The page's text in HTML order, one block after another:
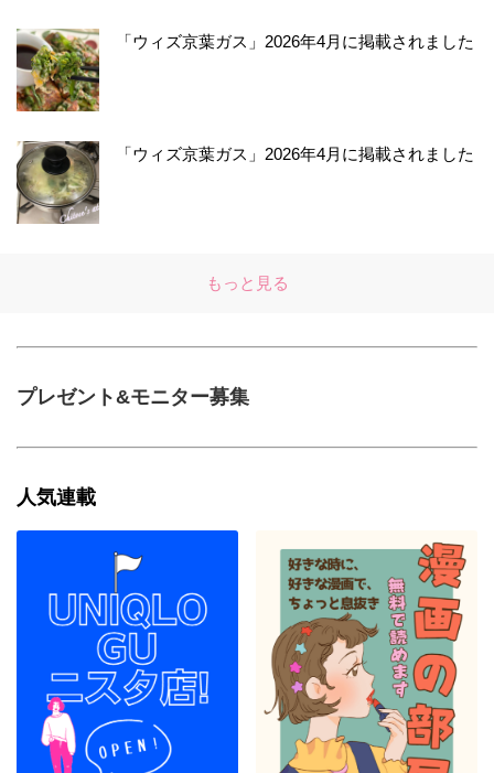
「ウィズ京葉ガス」2026年4月に掲載されました
「ウィズ京葉ガス」2026年4月に掲載されました
もっと見る
プレゼント&モニター募集
人気連載